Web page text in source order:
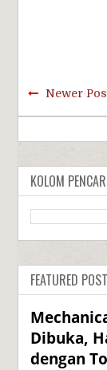
Newer
KOLOM
FEATURED POST
Dibuka,
dengan